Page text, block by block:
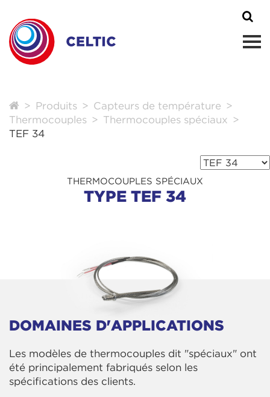
Produits
Capteurs de température
Thermocouples
Thermocouples spéciaux
TEF 34
THERMOCOUPLES SPÉCIAUX
TYPE TEF 34
DOMAINES D'APPLICATIONS
Les modèles de thermocouples dit "spéciaux" ont
été principalement fabriqués selon les
spécifications des clients.